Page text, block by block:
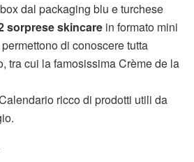
dal packaging blu e turchese
sorprese skincare in formato mini
di conoscere tutta
tra cui la famosissima Crème de la
ricco di prodotti utili da